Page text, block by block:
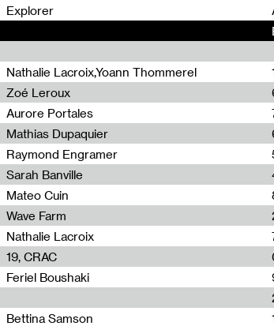
Explorer
Nathalie Lacroix,Yoann Thommerel
Zoé Leroux
Aurore Portales
Mathias Dupaquier
Raymond Engramer
Sarah Banville
Mateo Cuin
Wave Farm
Nathalie Lacroix
19, CRAC
Feriel Boushaki
Bettina Samson